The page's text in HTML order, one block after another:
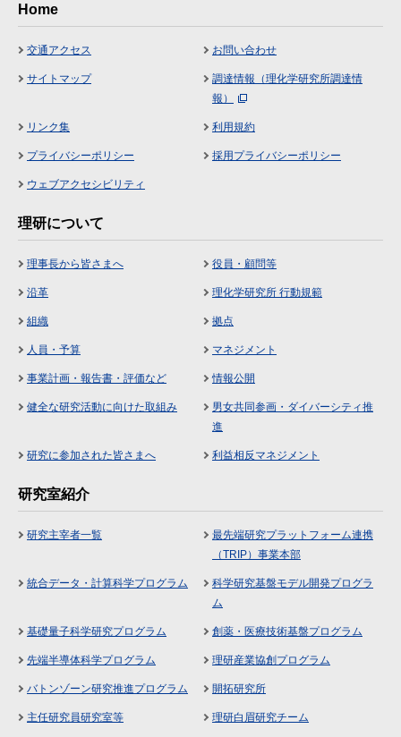
Home
交通アクセス お問い合わせ
サイトマップ
調達情報（理化学研究所調達情
報）
リンク集 利用規約
プライバシーポリシー 採用プライバシーポリシー
ウェブアクセシビリティ
理研について
理事長から皆さまへ 役員・顧問等
沿革 理化学研究所 行動規範
組織 拠点
人員・予算 マネジメント
事業計画・報告書・評価など 情報公開
健全な研究活動に向けた取組み
男女共同参画・ダイバーシティ推
進
研究に参加された皆さまへ 利益相反マネジメント
研究室紹介
研究主宰者一覧
最先端研究プラットフォーム連携
（TRIP）事業本部
統合データ・計算科学プログラム
科学研究基盤モデル開発プログラ
ム
基礎量子科学研究プログラム 創薬・医療技術基盤プログラム
先端半導体科学プログラム 理研産業協創プログラム
バトンゾーン研究推進プログラム 開拓研究所
主任研究員研究室等 理研白眉研究チーム